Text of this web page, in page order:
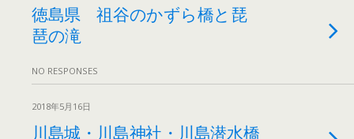
徳島県 祖谷のかずら橋と琵
琶の滝
NO RESPONSES
2018年5月16日
川島城・川島神社・川島潜水橋